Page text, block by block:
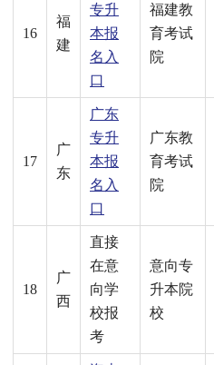
16
福
建
专升
本报
名入
口
福建教
育考试
院
17
广
东
广东
专升
本报
名入
口
广东教
育考试
院
18
广
西
直接
在意
向学
校报
考
意向专
升本院
校